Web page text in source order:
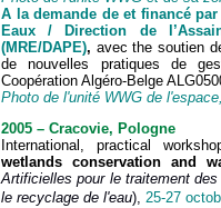
A la demande de et financé
Eaux / Direction de
(MRE/DAPE), avec the soutien
de nouvelles pratiques de
Coopération Algéro-Belge
Photo de l'unité WWG de
2005 – Cracovie, Pologne
International, practical
wetlands conservation and
Artificielles pour le traitement
le recyclage de l'eau), 25-27